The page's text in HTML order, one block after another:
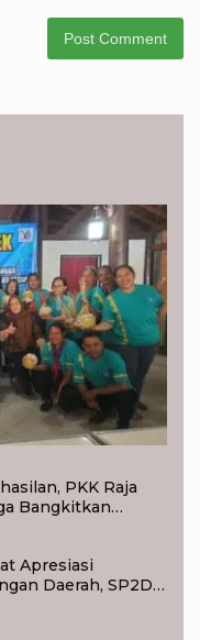
PKK Raja
Bangkitkan
Apresiasi
Daerah, SP2D